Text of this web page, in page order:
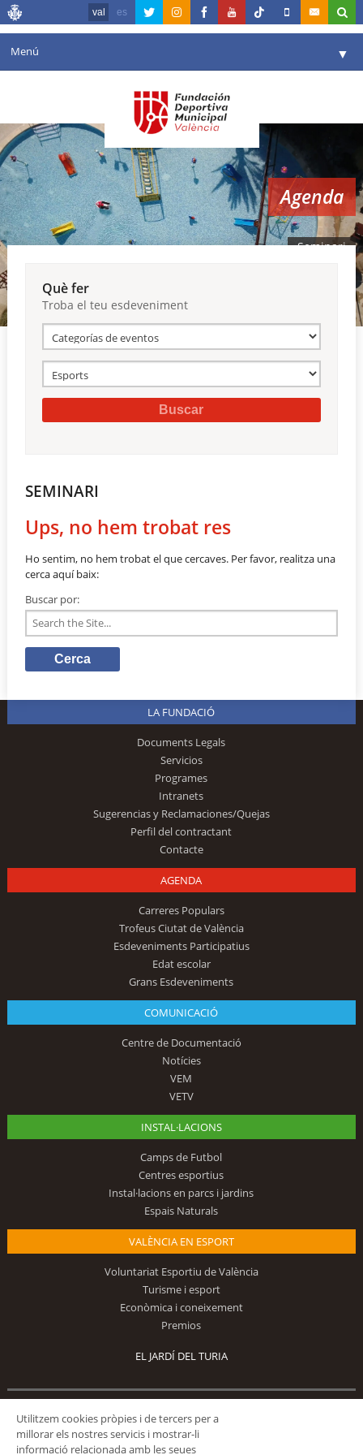
val es
Menú ▼
Agenda
Instal·lacions
Comunicació ▼
València en esport ▼
Reserves
Agenda
Seminari
Què fer
Troba el teu esdeveniment
SEMINARI
Ups, no hem trobat res
Ho sentim, no hem trobat el que cercaves. Per favor, realitza una
cerca aquí baix:
Buscar por:
LA FUNDACIÓ
Documents Legals
Servicios
Programes
Intranets
Sugerencias y Reclamaciones/Quejas
Perfil del contractant
Contacte
AGENDA
Carreres Populars
Trofeus Ciutat de València
Esdeveniments Participatius
Edat escolar
Grans Esdeveniments
COMUNICACIÓ
Centre de Documentació
Notícies
VEM
VETV
INSTAL·LACIONS
Camps de Futbol
Centres esportius
Instal·lacions en parcs i jardins
Espais Naturals
VALÈNCIA EN ESPORT
Voluntariat Esportiu de València
Turisme i esport
Econòmica i coneixement
Premios
EL JARDÍ DEL TURIA
Utilitzem cookies pròpies i de tercers per a
millorar els nostres servicis i mostrar-li
informació relacionada amb les seues